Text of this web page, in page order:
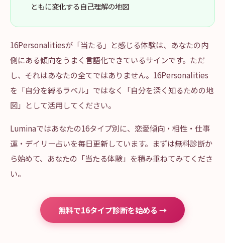
ともに変化する自己理解の地図
16Personalitiesが「当たる」と感じる体験は、あなたの内
側にある傾向をうまく言語化できているサインです。ただ
し、それはあなたの全てではありません。16Personalities
を「自分を縛るラベル」ではなく「自分を深く知るための地
図」として活用してください。
Luminaではあなたの16タイプ別に、恋愛傾向・相性・仕事
運・デイリー占いを毎日更新しています。まずは無料診断か
ら始めて、あなたの「当たる体験」を積み重ねてみてくださ
い。
無料で16タイプ診断を始める →